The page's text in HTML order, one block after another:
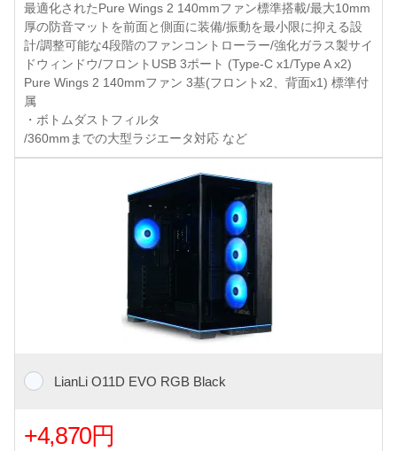
最適化されたPure Wings 2 140mmファン標準搭載/最大10mm
厚の防音マットを前面と側面に装備/振動を最小限に抑える設
計/調整可能な4段階のファンコントローラー/強化ガラス製サイ
ドウィンドウ/フロントUSB 3ポート (Type-C x1/Type A x2)
Pure Wings 2 140mmファン 3基(フロントx2、背面x1) 標準付
属
・ボトムダストフィルタ
/360mmまでの大型ラジエータ対応 など
LianLi O11D EVO RGB Black
+4,870円